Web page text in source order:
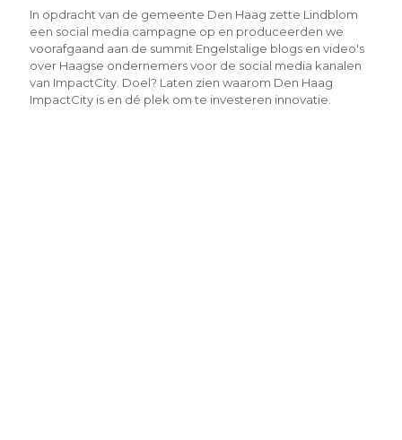
In opdracht van de gemeente Den Haag zette Lindblom
een social media campagne op en produceerden we
voorafgaand aan de summit Engelstalige blogs en video's
over Haagse ondernemers voor de social media kanalen
van ImpactCity. Doel? Laten zien waarom Den Haag
ImpactCity is en dé plek om te investeren innovatie.